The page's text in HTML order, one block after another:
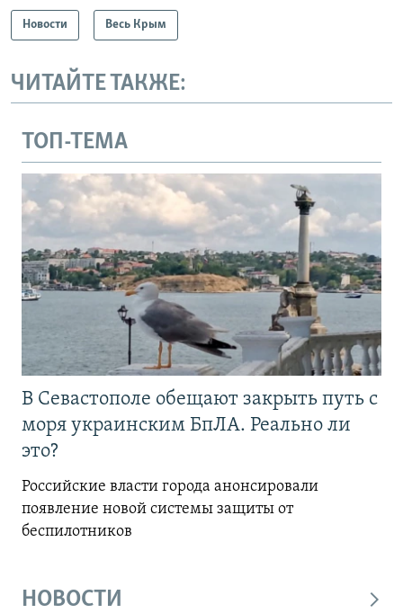
Новости Весь Крым
ЧИТАЙТЕ ТАКЖЕ:
ТОП-ТЕМА
В Севастополе обещают закрыть путь с
моря украинским БпЛА. Реально ли
это?
Российские власти города анонсировали
появление новой системы защиты от
беспилотников
НОВОСТИ